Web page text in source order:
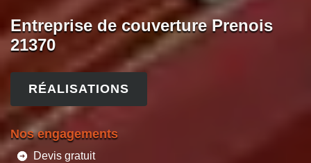
Entreprise de couverture Prenois
21370
RÉALISATIONS
Nos engagements
Devis gratuit